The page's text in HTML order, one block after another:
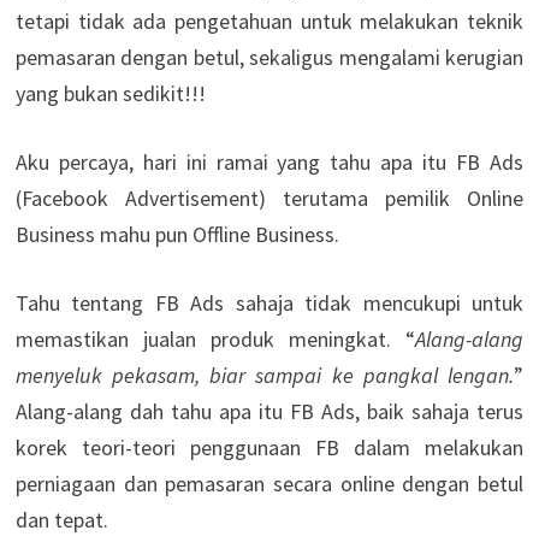
tetapi tidak ada pengetahuan untuk melakukan teknik
pemasaran dengan betul, sekaligus mengalami kerugian
yang bukan sedikit!!!
Aku percaya, hari ini ramai yang tahu apa itu FB Ads
(Facebook Advertisement) terutama pemilik Online
Business mahu pun Offline Business.
Tahu tentang FB Ads sahaja tidak mencukupi untuk
memastikan jualan produk meningkat. “Alang-alang
menyeluk pekasam, biar sampai ke pangkal lengan.”
Alang-alang dah tahu apa itu FB Ads, baik sahaja terus
korek teori-teori penggunaan FB dalam melakukan
perniagaan dan pemasaran secara online dengan betul
dan tepat.